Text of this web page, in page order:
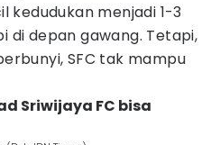
kedudukan menjadi 1-3
di depan gawang. Tetapi,
SFC tak mampu
Sriwijaya FC bisa